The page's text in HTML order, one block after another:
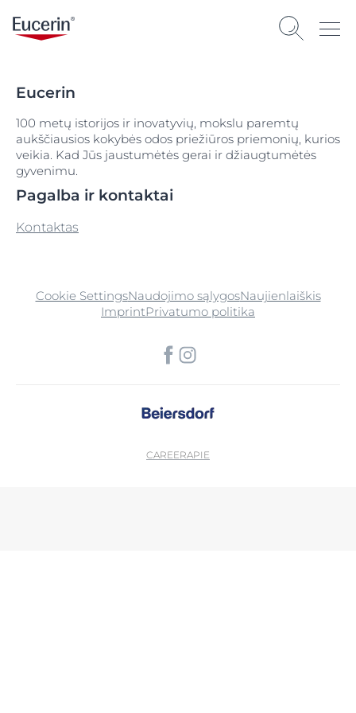
Eucerin
100 metų istorijos ir inovatyvių, mokslu paremtų
aukščiausios kokybės odos priežiūros priemonių, kurios
veikia. Kad Jūs jaustumėtės gerai ir džiaugtumėtės
gyvenimu.
Pagalba ir kontaktai
Kontaktas
Cookie SettingsNaudojimo sąlygosNaujienlaiškis
ImprintPrivatumo politika
CAREERAPIE